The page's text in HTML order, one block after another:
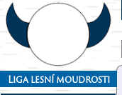
Liga lesní moudrosti